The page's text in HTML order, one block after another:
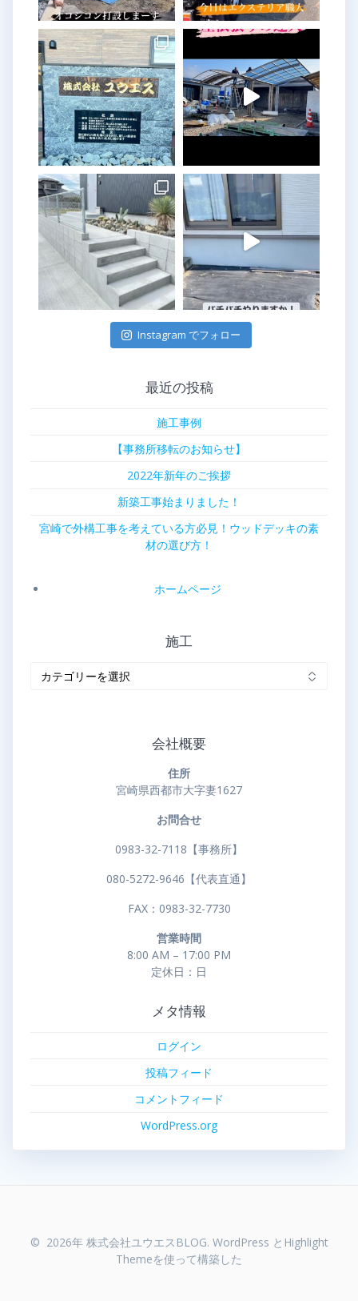
Instagram でフォロー
最近の投稿
施工事例
【事務所移転のお知らせ】
2022年新年のご挨拶
新築工事始まりました！
宮崎で外構工事を考えている方必見！ウッドデッキの素
材の選び方！
ホームページ
施工
会社概要
住所
宮崎県西都市大字妻1627
お問合せ
0983-32-7118【事務所】
080-5272-9646【代表直通】
FAX：0983-32-7730
営業時間
8:00 AM – 17:00 PM
定休日：日
メタ情報
ログイン
投稿フィード
コメントフィード
WordPress.org
© 2026年 株式会社ユウエスBLOG. WordPress と Highlight
Themeを使って構築した